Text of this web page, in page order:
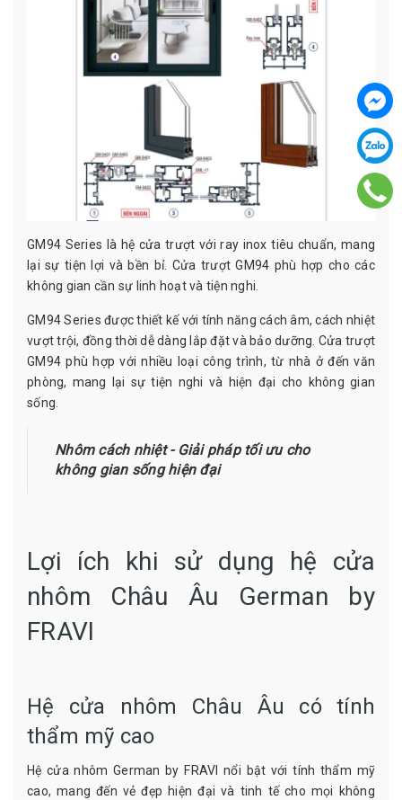
GM94 Series là hệ cửa trượt với ray inox tiêu chuẩn, mang
lại sự tiện lợi và bền bỉ. Cửa trượt GM94 phù hợp cho các
không gian cần sự linh hoạt và tiện nghi.
GM94 Series được thiết kế với tính năng cách âm, cách nhiệt
vượt trội, đồng thời dễ dàng lắp đặt và bảo dưỡng. Cửa trượt
GM94 phù hợp với nhiều loại công trình, từ nhà ở đến văn
phòng, mang lại sự tiện nghi và hiện đại cho không gian
sống.
Nhôm cách nhiệt - Giải pháp tối ưu cho
không gian sống hiện đại
Lợi ích khi sử dụng hệ cửa
nhôm Châu Âu German by
FRAVI
Hệ cửa nhôm Châu Âu có tính
thẩm mỹ cao
Hệ cửa nhôm German by FRAVI nổi bật với tính thẩm mỹ
cao, mang đến vẻ đẹp hiện đại và tinh tế cho mọi không